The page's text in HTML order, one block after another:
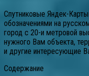
Спутниковые Яндек-
обозначениями на
город с 20-и метровой
нужного Вам объекта,
и другие интересующие
Содержание